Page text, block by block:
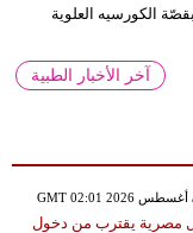
الكورسيه العلوية
آخر الأخبار الطبية
مصرية يقترب من دخول